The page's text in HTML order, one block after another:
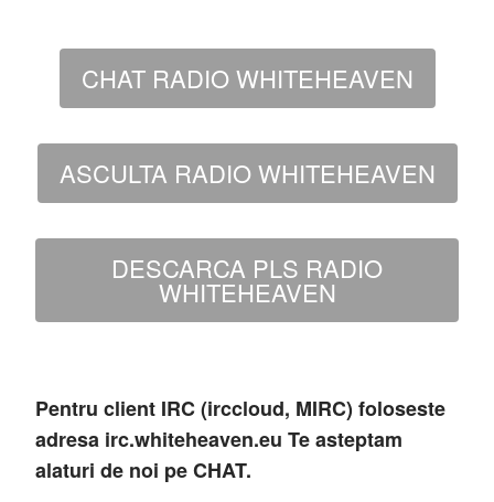
CHAT RADIO WHITEHEAVEN
ASCULTA RADIO WHITEHEAVEN
DESCARCA PLS RADIO
WHITEHEAVEN
Pentru client IRC (irccloud, MIRC) foloseste
adresa irc.whiteheaven.eu Te asteptam
alaturi de noi pe CHAT.